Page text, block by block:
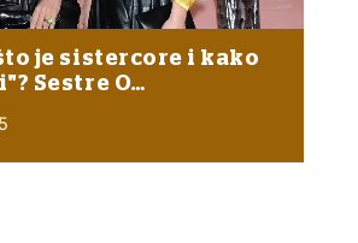
je sistercore i kako
Sestre O…